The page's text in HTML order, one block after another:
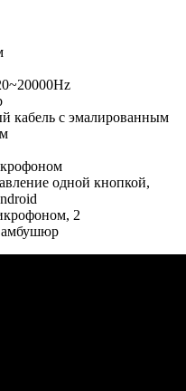
кабель с эмалированным
одной кнопкой,
2
амбушюр